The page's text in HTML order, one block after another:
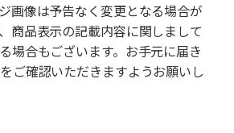
画像は予告なく変更となる場合が
商品表示の記載内容に関しまして
場合もございます。お手元に届き
ご確認いただきますようお願いし